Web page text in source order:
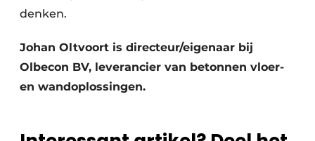
denken.
Johan Oltvoort is directeur/eigenaar bij
Olbecon BV, leverancier van betonnen vloer-
en wandoplossingen.